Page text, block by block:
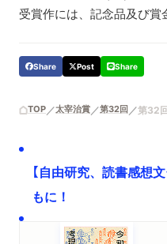
受賞作には、記念品及び賞
Share Post Share
TOP 太宰治賞 第32回 第32
【自由研究、読書感想
もに！